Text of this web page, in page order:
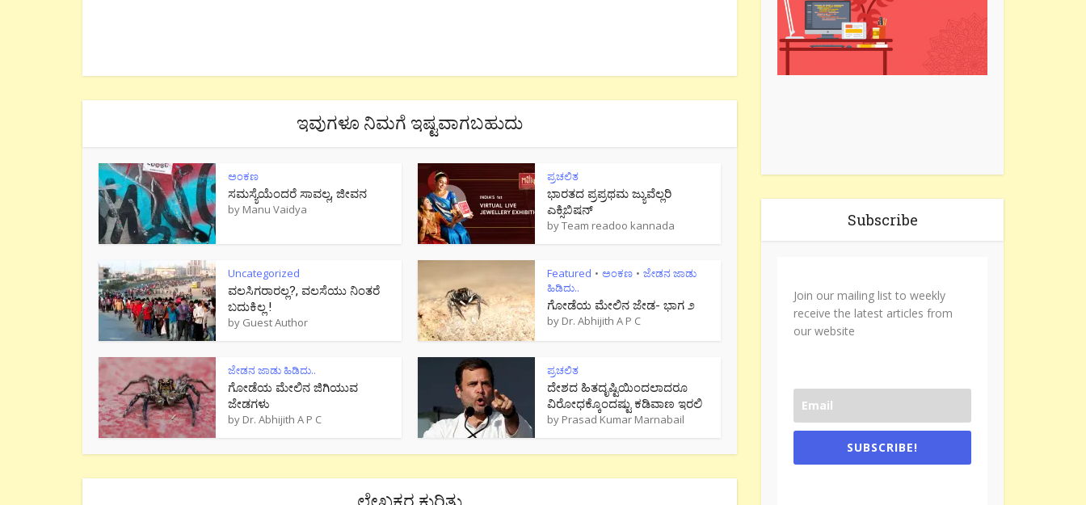
ಇವುಗಳೂ ನಿಮಗೆ ಇಷ್ಟವಾಗಬಹುದು
ಅಂಕಣ
ಸಮಸ್ಯೆಯೆಂದರೆ ಸಾವಲ್ಲ, ಜೀವನ
by Manu Vaidya
ಪ್ರಚಲಿತ
ಭಾರತದ ಪ್ರಪ್ರಥಮ ಜ್ಯುವೆಲ್ಲರಿ
ಎಕ್ಸಿಬಿಷನ್
byTeam readoo kannada
Uncategorized
ವಲಸಿಗರಾರಲ್ಲ?, ವಲಸೆಯು ನಿಂತರೆ
ಬದುಕಿಲ್ಲ !
by Guest Author
Featured • ಅಂಕಣ • ಜೇಡನ ಜಾಡು
ಹಿಡಿದು..
ಗೋಡೆಯ ಮೇಲಿನ ಜೇಡ- ಭಾಗ ೨
by Dr. Abhijith A P C
ಜೇಡನ ಜಾಡು ಹಿಡಿದು..
ಗೋಡೆಯ ಮೇಲಿನ ಜಿಗಿಯುವ
ಜೇಡಗಳು
by Dr. Abhijith A P C
ಪ್ರಚಲಿತ
ದೇಶದ ಹಿತದೃಷ್ಟಿಯಿಂದಲಾದರೂ
ವಿರೋಧಕ್ಕೊಂದಷ್ಟು ಕಡಿವಾಣ ಇರಲಿ
by Prasad Kumar Marnabail
Subscribe
Join our mailing list to weekly
receive the latest articles from
our website
SUBSCRIBE!